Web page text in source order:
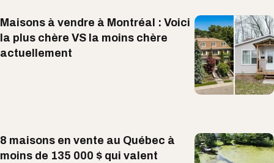
Maisons à vendre à Montréal : Voici
la plus chère VS la moins chère
actuellement
8 maisons en vente au Québec à
moins de 135 000 $ qui valent